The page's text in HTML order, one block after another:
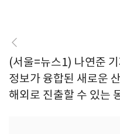
(서울=뉴스1) 나연준
정보가 융합된 새로운
해외로 진출할 수 있는